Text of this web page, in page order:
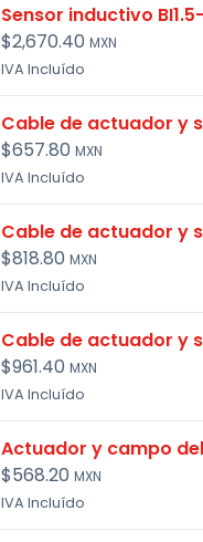
Sensor inductivo
$2,670.40 MXN
IVA Incluído
Cable de actuador y
$657.80 MXN
IVA Incluído
Cable de actuador y
$818.80 MXN
IVA Incluído
Cable de actuador y
$961.40 MXN
IVA Incluído
Actuador y campo
$568.20 MXN
IVA Incluído